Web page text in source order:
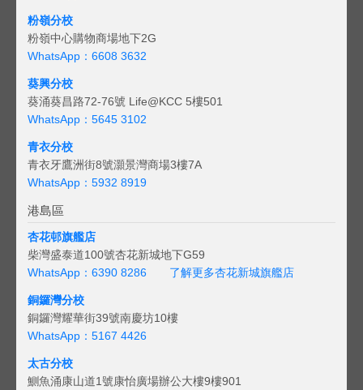
粉嶺分校
粉嶺中心購物商場地下2G
WhatsApp：6608 3632
葵興分校
葵涌葵昌路72-76號 Life@KCC 5樓501
WhatsApp：5645 3102
青衣分校
青衣牙鷹洲街8號灝景灣商場3樓7A
WhatsApp：5932 8919
港島區
杏花邨旗艦店
柴灣盛泰道100號杏花新城地下G59
WhatsApp：6390 8286
了解更多杏花新城旗艦店
銅鑼灣分校
銅鑼灣耀華街39號南慶坊10樓
WhatsApp：5167 4426
太古分校
鰂魚涌康山道1號康怡廣場辦公大樓9樓901